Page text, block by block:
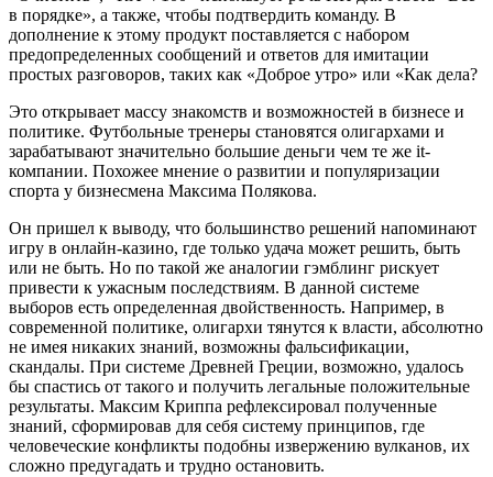
в порядке», а также, чтобы подтвердить команду. В
дополнение к этому продукт поставляется с набором
предопределенных сообщений и ответов для имитации
простых разговоров, таких как «Доброе утро» или «Как дела?
Это открывает массу знакомств и возможностей в бизнесе и
политике. Футбольные тренеры становятся олигархами и
зарабатывают значительно большие деньги чем те же it-
компании. Похожее мнение о развитии и популяризации
спорта у бизнесмена Максима Полякова.
Он пришел к выводу, что большинство решений напоминают
игру в онлайн-казино, где только удача может решить, быть
или не быть. Но по такой же аналогии гэмблинг рискует
привести к ужасным последствиям. В данной системе
выборов есть определенная двойственность. Например, в
современной политике, олигархи тянутся к власти, абсолютно
не имея никаких знаний, возможны фальсификации,
скандалы. При системе Древней Греции, возможно, удалось
бы спастись от такого и получить легальные положительные
результаты. Максим Криппа рефлексировал полученные
знаний, сформировав для себя систему принципов, где
человеческие конфликты подобны извержению вулканов, их
сложно предугадать и трудно остановить.